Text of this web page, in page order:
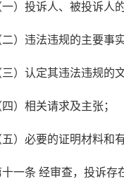
一）投诉人、被投诉人
二）违法违规的主要事
三）认定其违法违规的
四）相关请求及主张；
五）必要的证明材料和
十一条 经审查，投诉存